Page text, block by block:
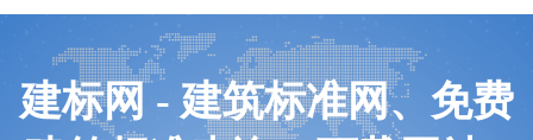
建标网 - 建筑标准网、免费